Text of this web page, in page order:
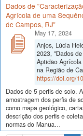
Dados de
Agrícola de uma
de Campos, RJ"
May 17, 2024
Anjos, Lúcia
2023, "Dados
Aptidão
na Região de
https://doi.org/
Dados de 5 perfis de solo.
amostragem dos perfis de
como mapa geológico,
descrição dos perfis e
normas do Manua...